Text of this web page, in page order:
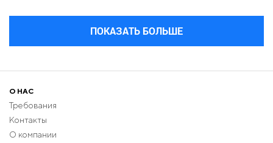
ПОКАЗАТЬ БОЛЬШЕ
О НАС
Требования
Контакты
О компании